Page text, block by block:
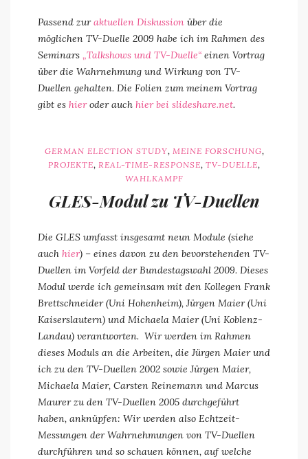
Passend zuraktuellen Diskussion über die
möglichen TV-Duelle 2009 habe ich im Rahmen des
Seminars „Talkshows und TV-Duelle“ einen Vortrag
über die Wahrnehmung und Wirkung von TV-
Duellen gehalten. Die Folien zum meinem Vortrag
gibt es hieroder auch hier bei slideshare.net.
GERMAN ELECTION STUDY, MEINE FORSCHUNG,
PROJEKTE, REAL-TIME-RESPONSE, TV-DUELLE,
WAHLKAMPF
GLES-Modul zu TV-Duellen
Die GLES umfasst insgesamt neun Module (siehe
auch hier) – eines davon zu den bevorstehenden TV-
Duellen im Vorfeld der Bundestagswahl 2009. Dieses
Modul werde ich gemeinsam mit den Kollegen Frank
Brettschneider (Uni Hohenheim), Jürgen Maier (Uni
Kaiserslautern) und Michaela Maier (Uni Koblenz-
Landau) verantworten. Wir werden im Rahmen
dieses Moduls an die Arbeiten, die Jürgen Maier und
ich zu den TV-Duellen 2002 sowie Jürgen Maier,
Michaela Maier, Carsten Reinemann und Marcus
Maurer zu den TV-Duellen 2005 durchgeführt
haben, anknüpfen: Wir werden also Echtzeit-
Messungen der Wahrnehmungen von TV-Duellen
durchführen und so schauen können, auf welche